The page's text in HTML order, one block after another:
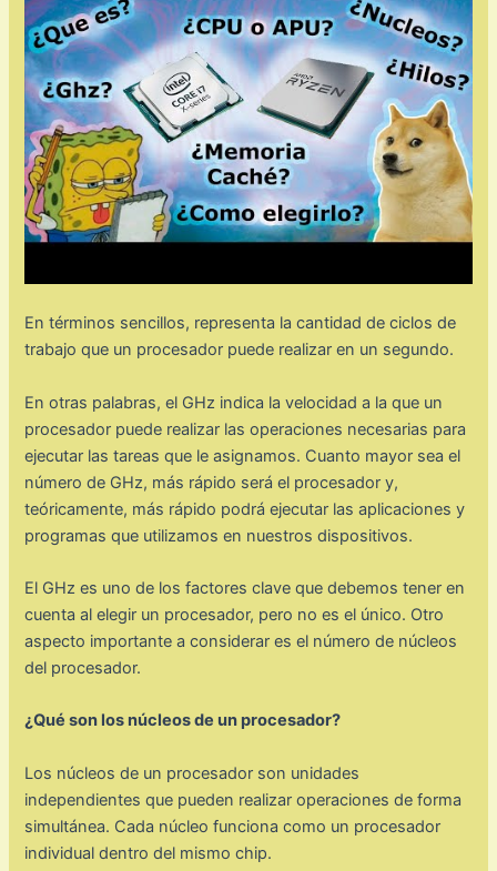
En términos sencillos, representa la cantidad de ciclos de
trabajo que un procesador puede realizar en un segundo.
En otras palabras, el GHz indica la velocidad a la que un
procesador puede realizar las operaciones necesarias para
ejecutar las tareas que le asignamos. Cuanto mayor sea el
número de GHz, más rápido será el procesador y,
teóricamente, más rápido podrá ejecutar las aplicaciones y
programas que utilizamos en nuestros dispositivos.
El GHz es uno de los factores clave que debemos tener en
cuenta al elegir un procesador, pero no es el único. Otro
aspecto importante a considerar es el número de núcleos
del procesador.
¿Qué son los núcleos de un procesador?
Los núcleos de un procesador son unidades
independientes que pueden realizar operaciones de forma
simultánea. Cada núcleo funciona como un procesador
individual dentro del mismo chip.